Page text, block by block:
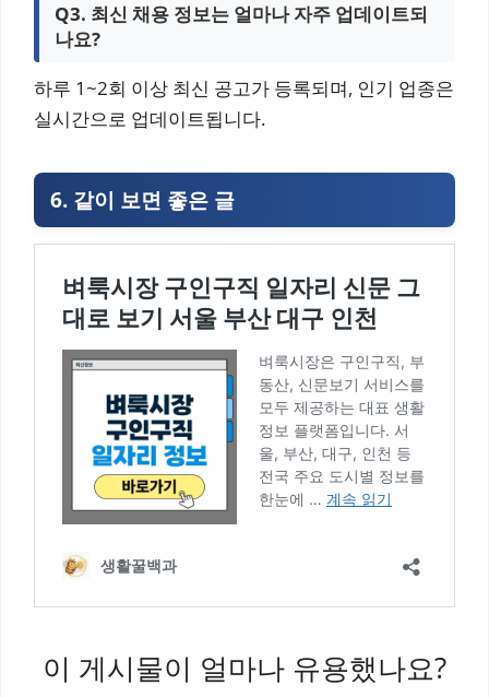
Q3. 최신 채용 정보는 얼마나 자주 업데이트되
나요?
하루 1~2회 이상 최신 공고가 등록되며, 인기 업종은
실시간으로 업데이트됩니다.
6. 같이 보면 좋은 글
이 게시물이 얼마나 유용했나요?